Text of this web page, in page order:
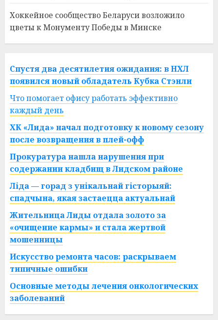
Хоккейное сообщество Беларуси возложило
цветы к Монументу Победы в Минске
Спустя два десятилетия ожидания: в НХЛ
появился новый обладатель Кубка Стэнли
Что помогает офису работать эффективно
каждый день
ХК «Лида» начал подготовку к новому сезону
после возвращения в плей-офф
Прокуратура нашла нарушения при
содержании кладбищ в Лидском районе
Ліда — горад з унікальнай гісторыяй:
спадчына, якая застаецца актуальнай
Жительница Лиды отдала золото за
«очищение кармы» и стала жертвой
мошенницы
Искусство ремонта часов: раскрываем
типичные ошибки
Основные методы лечения онкологических
заболеваний